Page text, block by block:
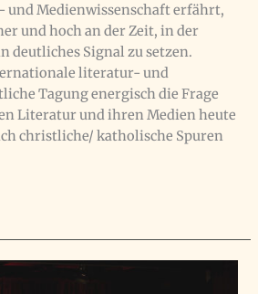
und Medienwissenschaft erfährt,
und hoch an der Zeit, in der
deutliches Signal zu setzen.
literatur- und
Tagung energisch die Frage
Literatur und ihren Medien heute
christliche/ katholische Spuren